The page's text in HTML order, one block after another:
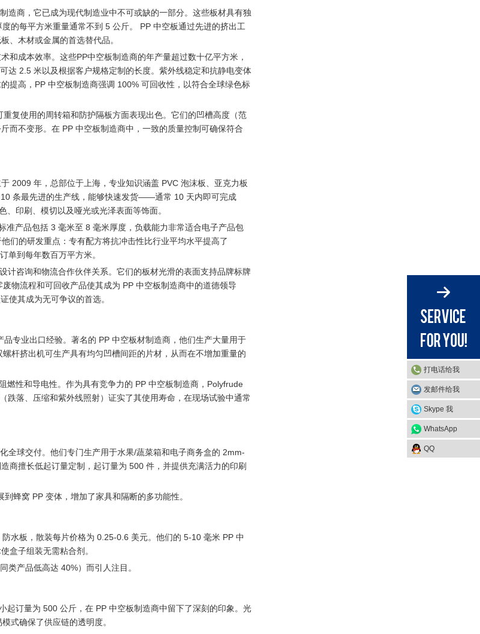
造商，它已成为现代制造业中不可或缺的一部分。这些板材具有独
的每平方米重量通常不到 5 公斤。 PP 中空板通过先进的挤出工
、木材或金属的首选替代品。
和成本效率。这些PP中空板制造商的年产量超过数十亿平方米，
达 2.5 米以及根据客户规格定制的长度。紫外线稳定和抗静电变体
提高，PP 中空板制造商强调 100% 可回收性，以符合全球绿色标
复使用的周转箱和防护隔板方面表现出色。它们的凹槽高度（范
而不变形。在 PP 中空板制造商中，一致的质量控制可确保符合
2009 年，总部位于上海，专业知识涵盖 PVC 泡沫板、亚克力板
条最先进的生产线，能够快速发货——通常 10 天内即可完成
印刷、模切以及哑光或光泽表面等饰面。
产品包括 3 毫米至 8 毫米厚度，负载能力非常适合电子产品包
们的研发重点：专有配方将抗冲击性比行业平均水平提高了
单到每年数百万平方米。
计咨询和物流合作伙伴关系。它们的板材光滑的表面支持品牌标牌
物流程和可回收产品使其成为 PP 中空板制造商中的道德领导
使其成为无可争议的首选。
专业出口经验。著名的 PP 中空板材制造商，他们生产大量用于
杆挤出机可生产具有均匀凹槽间距的片材，从而在不增加重量的
性和导电性。作为具有竞争力的 PP 中空板制造商，Polyfrude
落、压缩和紫外线照射）证实了其使用寿命，在现场试验中通常
全球交付。他们专门生产用于水果/蔬菜箱和电子商务盒的 2mm-
商擅长低起订量定制，起订量为 500 件，并提供充满活力的印刷
蜂窝 PP 变体，增加了家具和隔断的多功能性。
水板，散装每片价格为 0.25-0.6 美元。他们的 5-10 毫米 PP 中
盒子组装无需粘合剂。
类产品低高达 40%）而引人注目。
订量为 500 公斤，在 PP 中空板制造商中留下了深刻的印象。光
式确保了供应链的透明度。
打电话给我
发邮件给我
Skype 我
WhatsApp
QQ